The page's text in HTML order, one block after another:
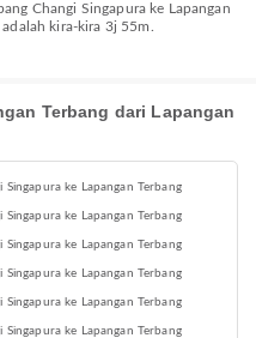
kira-kira 3j 55m.
Terbang dari Lapangan
Singapura ke Lapangan Terbang
Singapura ke Lapangan Terbang
Singapura ke Lapangan Terbang
Singapura ke Lapangan Terbang
Singapura ke Lapangan Terbang
Singapura ke Lapangan Terbang